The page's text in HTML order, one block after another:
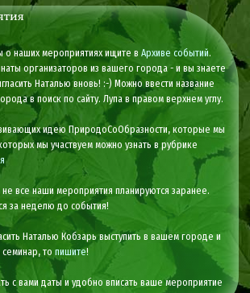
о наших мероприятиях ищите вАрхиве событий.
организаторов из вашего города - и вы знаете
Наталью вновь! :-) Можно ввести название
в поиск по сайту. Лупа в правом верхнем углу.
идею ПриродоСоОбразности, которые мы
мы участвуем можно узнать в рубрике
все наши мероприятия планируются заранее.
за неделю до события!
Наталью Кобзарь выступить в вашем городе и
семинар, топишите!
с вами даты и удобно вписать ваше мероприятие